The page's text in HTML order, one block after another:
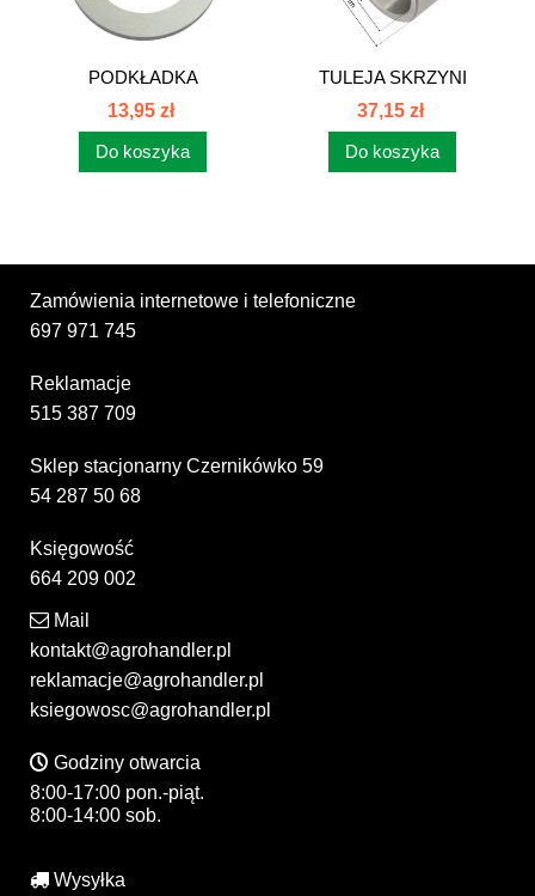
PODKŁADKA
DYSTANSOWA
SKRZYNI...
13,95 zł
Do koszyka
TULEJA SKRZYNI
BIEGÓW C-385...
37,15 zł
Do koszyka
Zamówienia internetowe i telefoniczne
697 971 745
Reklamacje
515 387 709
Sklep stacjonarny Czernikówko 59
54 287 50 68
Księgowość
664 209 002
Mail
kontakt@agrohandler.pl
reklamacje@agrohandler.pl
ksiegowosc@agrohandler.pl
Godziny otwarcia
8:00-17:00 pon.-piąt.
8:00-14:00 sob.
Wysyłka